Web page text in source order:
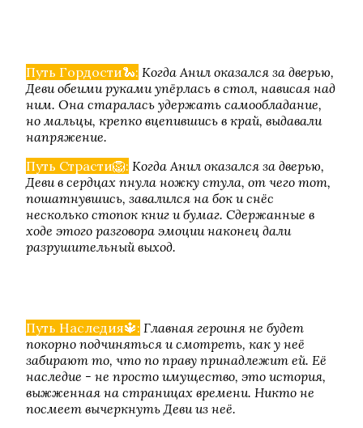
Я охочусь на тебя 2
Путь Гордости🐍: Когда Анил оказался за дверью,
Деви обеими руками упёрлась в стол, нависая над
ним. Она старалась удержать самообладание,
но мальцы, крепко вцепившись в край, выдавали
напряжение.
Путь Страсти🦁: Когда Анил оказался за дверью,
Деви в сердцах пнула ножку стула, от чего тот,
пошатнувшись, завалился на бок и снёс
несколько стопок книг и бумаг. Сдержанные в
ходе этого разговора эмоции наконец дали
разрушительный выход.
Путь Наследия🔱: Главная героиня не будет
покорно подчиняться и смотреть, как у неё
забирают то, что по праву принадлежит ей. Её
наследие - не просто имущество, это история,
выжженная на страницах времени. Никто не
посмеет вычеркнуть Деви из неё.